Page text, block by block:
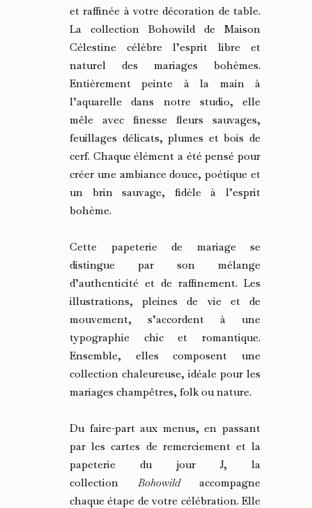
et raffinée à votre décoration de table.
La collection Bohowild de Maison
Célestine célèbre l’esprit libre et
naturel des mariages bohèmes.
Entièrement peinte à la main à
l’aquarelle dans notre studio, elle
mêle avec finesse fleurs sauvages,
feuillages délicats, plumes et bois de
cerf. Chaque élément a été pensé pour
créer une ambiance douce, poétique et
un brin sauvage, fidèle à l’esprit
bohème.
Cette papeterie de mariage se
distingue par son mélange
d’authenticité et de raffinement. Les
illustrations, pleines de vie et de
mouvement, s’accordent à une
typographie chic et romantique.
Ensemble, elles composent une
collection chaleureuse, idéale pour les
mariages champêtres, folk ou nature.
Du faire-part aux menus, en passant
par les cartes de remerciement et la
papeterie du jour J, la
collection Bohowildaccompagne
chaque étape de votre célébration. Elle